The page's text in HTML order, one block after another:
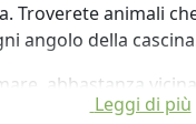
Troverete animali
angolo della
abbastanza
dai forti venti del
Leggi di più